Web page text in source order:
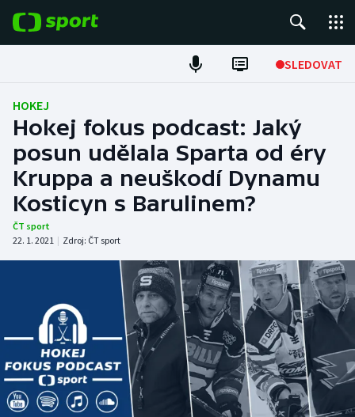
SLEDOVAT
Fotbal
Hokej
Tenis
Atletika
Americký fotbal
Baseball a softbal
Basketbal
NEPŘEHLÉDNĚTE
Soutěže
Historické návraty
HOKEJ
Hokej fokus podcast: Jaký
posun udělala Sparta od éry
Kruppa a neuškodí Dynamu
Kosticyn s Barulinem?
ČT sport
22. 1. 2021 | Zdroj: ČT sport